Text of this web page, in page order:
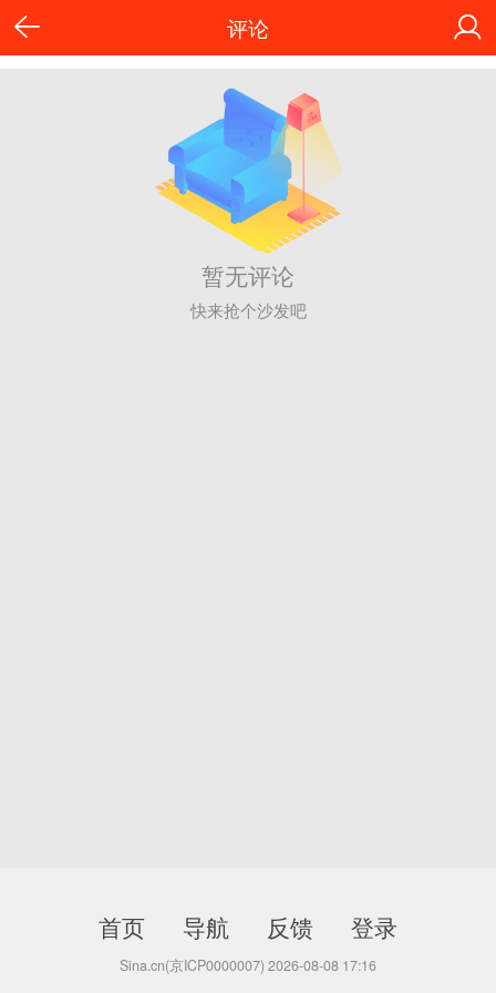
评论
暂无评论
快来抢个沙发吧
首页 导航 反馈 登录
Sina.cn(京ICP0000007) 2026-08-08 17:16